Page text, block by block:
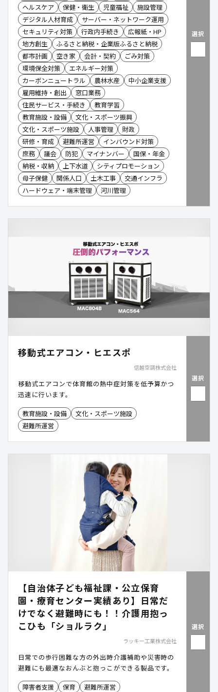
ヘルスケア 保健・衛生 児童福祉
施設管理
デジタル人材育成
サーバー・ネットワーク運用
セキュリティ対策
行政内手続き
広報紙・HP
地方創生
ふるさと納税・企業版ふるさと納税
都市計画
空き家 会計・契約
ごみ対策
環境保全対策
エネルギー対策
カーボンニュートラル
農林水産
中小企業支援
雇用維持・創出
窓口業務
住民サービス・手続き
教育学習
教育施設・設備
文化・スポーツ振興
文化・スポーツ施設
人事管理
財政
研修・育成
避難所運営
インバウンド対策
庶務
議会 防犯 マイナンバー
国保・年金
納税・収納
上下水道
シティプロモーション
母子保健
関係人口 土木工事
交通インフラ
ハードウェア・端末管理
河川管理
選択
移動式エアコン・ヒエスポ
信越空調株式会社
移動式エアコンで体育館の熱中症対策を低予算かつ
迅速に行います。
教育施設・設備
文化・スポーツ施設
避難所運営
選択
【自治体子ども福祉課・公立保育
園・療育センター実績あり】日常だ
けでなく避難時にも！！介護用抱っ
こひも「ショルラク」
ラッキー工業株式会社
日常での歩行困難な方の外出時介護補助や災害時の
避難にも最適なおんぶと抱っこができる製品です。
障害者支援 保育 避難所運営
選択